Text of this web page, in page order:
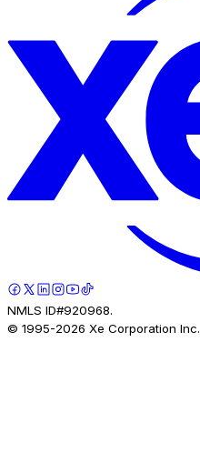
NMLS ID#920968.
© 1995-2026 Xe Corporation Inc.